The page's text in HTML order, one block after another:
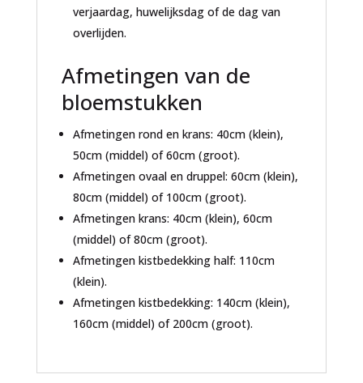
verjaardag, huwelijksdag of de dag van
overlijden.
Afmetingen van de
bloemstukken
Afmetingen rond en krans: 40cm (klein),
50cm (middel) of 60cm (groot).
Afmetingen ovaal en druppel: 60cm (klein),
80cm (middel) of 100cm (groot).
Afmetingen krans: 40cm (klein), 60cm
(middel) of 80cm (groot).
Afmetingen kistbedekking half: 110cm
(klein).
Afmetingen kistbedekking: 140cm (klein),
160cm (middel) of 200cm (groot).